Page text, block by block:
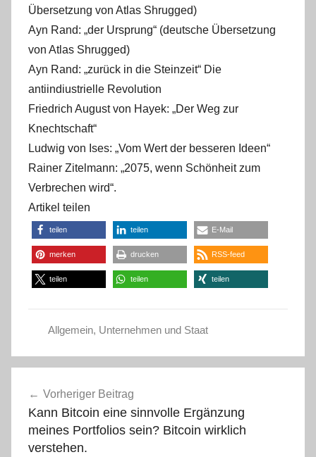
Übersetzung von Atlas Shrugged)
Ayn Rand: „der Ursprung“ (deutsche Übersetzung
von Atlas Shrugged)
Ayn Rand: „zurück in die Steinzeit“ Die
antiindiustrielle Revolution
Friedrich August von Hayek: „Der Weg zur
Knechtschaft“
Ludwig von Ises: „Vom Wert der besseren Ideen“
Rainer Zitelmann: „2075, wenn Schönheit zum
Verbrechen wird“.
Artikel teilen
teilen teilen E-Mail
merken drucken RSS-feed
teilen teilen teilen
Allgemein, Unternehmen und Staat
Vorheriger Beitrag
Kann Bitcoin eine sinnvolle Ergänzung
meines Portfolios sein? Bitcoin wirklich
verstehen.